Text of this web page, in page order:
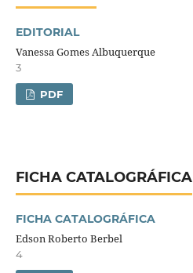
EDITORIAL
Vanessa Gomes Albuquerque
3
PDF
FICHA CATALOGRÁFICA
FICHA CATALOGRÁFICA
Edson Roberto Berbel
4